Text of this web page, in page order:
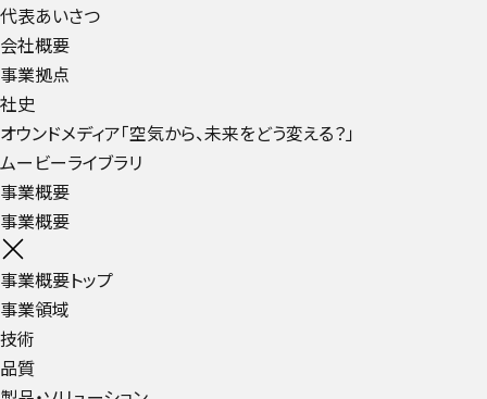
代表あいさつ
会社概要
事業拠点
社史
オウンドメディア「空気から、未来をどう変える？」
ムービーライブラリ
事業概要
事業概要
事業概要トップ
事業領域
技術
品質